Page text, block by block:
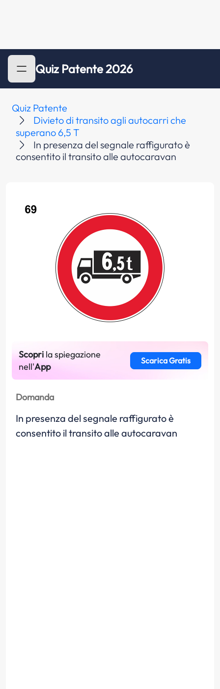
Quiz Patente 2026
Quiz Patente
Divieto di transito agli autocarri che
superano 6,5 T
In presenza del segnale raffigurato è
consentito il transito alle autocaravan
Scopri la spiegazione
nell'App
Scarica Gratis
Domanda
In presenza del segnale raffigurato è
consentito il transito alle autocaravan